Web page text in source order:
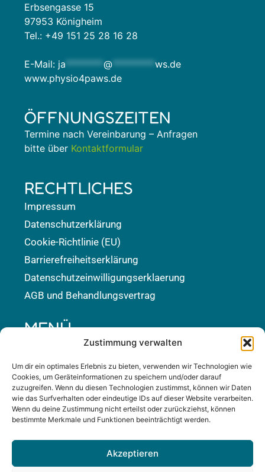
Zustimmung verwalten
Um dir ein optimales Erlebnis zu bieten, verwenden wir Technologien wie
Cookies, um Geräteinformationen zu speichern und/oder darauf
zuzugreifen. Wenn du diesen Technologien zustimmst, können wir Daten
wie das Surfverhalten oder eindeutige IDs auf dieser Website verarbeiten.
Wenn du deine Zustimmung nicht erteilst oder zurückziehst, können
bestimmte Merkmale und Funktionen beeinträchtigt werden.
Akzeptieren
Erbsengasse 15
97953 Königheim
Tel.: +49 151 25 28 16 28
E-Mail: ja ******** @ ********* ws.de
www.physio4paws.de
ÖFFNUNGSZEITEN
Termine nach Vereinbarung – Anfragen
bitte über Kontaktformular
RECHTLICHES
Impres­sum
Daten­schutz­er­klä­rung
Coo­kie-Rich­t­­li­­nie (EU)
Bar­rie­re­frei­heits­er­klä­rung
Daten­schutz­ein­wil­li­gungs­er­klae­rung
AGB und Behand­lungs­ver­trag
MENÜ
Ziel­grup­pen
The­ra­pien und Behand­lungs­ar­ten
Krank­heits­bil­der / Ein­satz­ge­biete
Aus­bil­dung / Wer­de­gang